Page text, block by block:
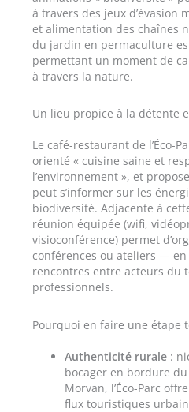
à travers des jeux d’évasion
et alimentation des chaînes
du jardin en permaculture
permettant un moment de
à travers la nature.
Un lieu propice à la détente
Le café-restaurant de l’Éco-
orienté « cuisine saine et
l’environnement », et
peut s’informer sur les
biodiversité. Adjacente à
réunion équipée (wifi,
visioconférence) permet
conférences ou ateliers —
rencontres entre acteurs du
professionnels.
Pourquoi en faire une étape
Authenticité rurale:
bocager en bordure
Morvan, l’Éco-Parc
flux touristiques